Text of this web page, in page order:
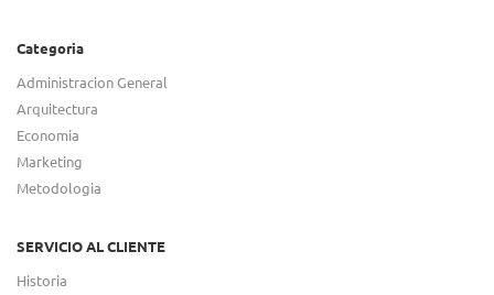
Categoria
Administracion General
Arquitectura
Economia
Marketing
Metodologia
SERVICIO AL CLIENTE
Historia